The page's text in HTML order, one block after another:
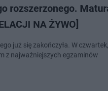
rozszerzonego.
NA ŻYWO]
już się zakończyła. W
z najważniejszych egzaminów